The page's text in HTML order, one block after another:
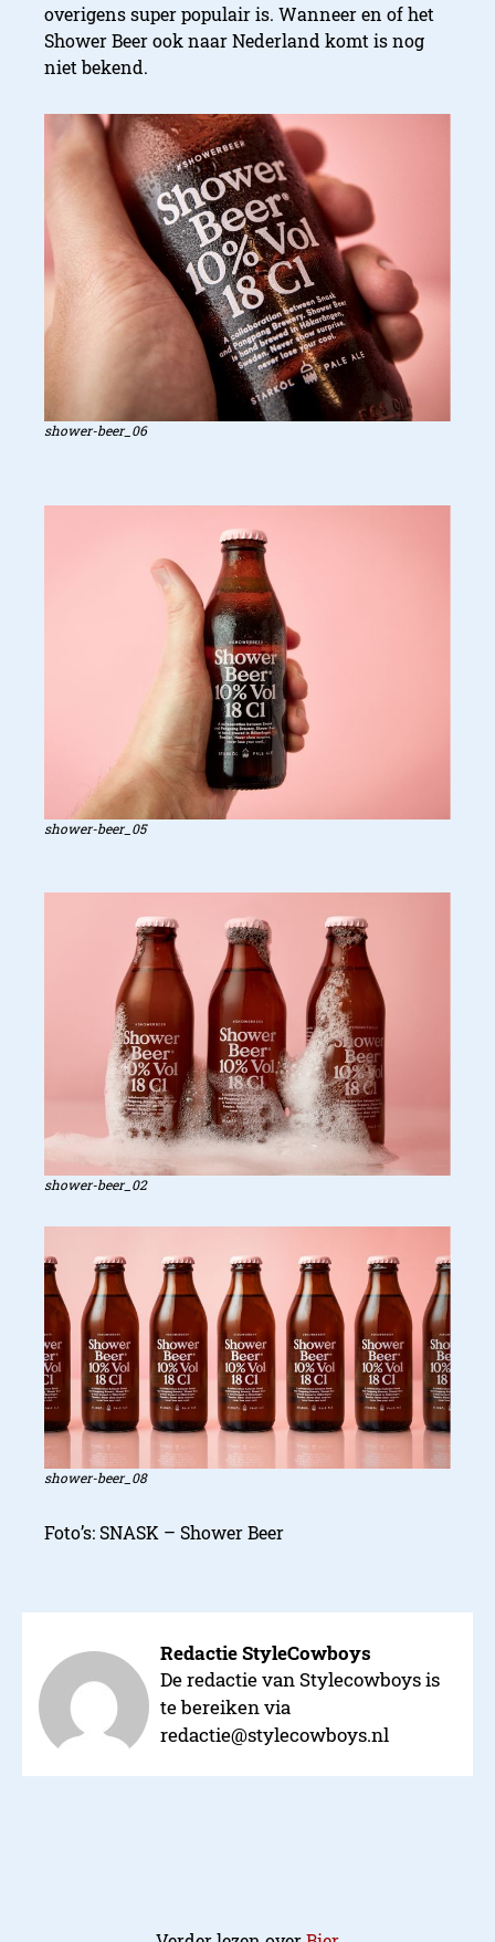
Shower Beer
overigens super populair is. Wanneer en of het
Shower Beer ook naar Nederland komt is nog
niet bekend.
shower-beer_06
shower-beer_05
shower-beer_02
shower-beer_08
Foto’s: SNASK – Shower Beer
Redactie StyleCowboys
De redactie van Stylecowboys is
te bereiken via
redactie@stylecowboys.nl